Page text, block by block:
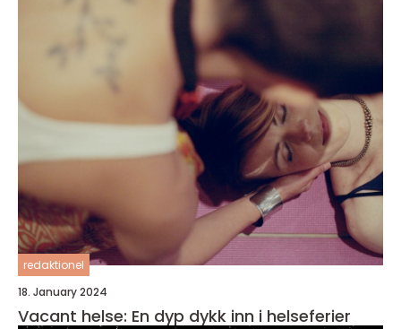
redaktionel
18. January 2024
Vacant helse: En dyp dykk inn i helseferier